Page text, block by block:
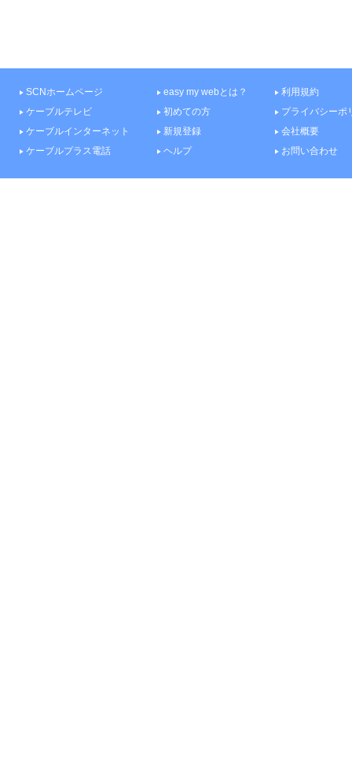
SCNホームページ
ケーブルテレビ
ケーブルインターネット
ケーブルプラス電話
easy my webとは？
初めての方
新規登録
ヘルプ
利用規約
プライバシーポ
会社概要
お問い合わせ